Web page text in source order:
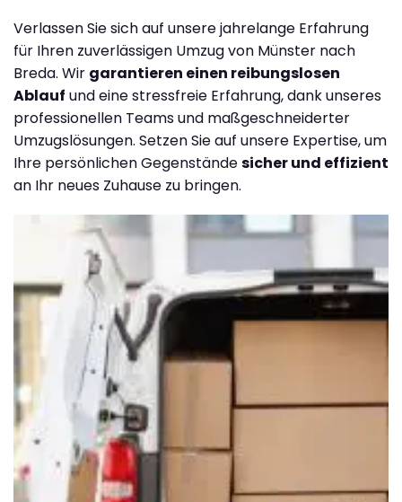
Verlassen Sie sich auf unsere jahrelange Erfahrung
für Ihren zuverlässigen Umzug von Münster nach
Breda. Wir garantieren einen reibungslosen
Ablauf und eine stressfreie Erfahrung, dank unseres
professionellen Teams und maßgeschneiderter
Umzugslösungen. Setzen Sie auf unsere Expertise, um
Ihre persönlichen Gegenständesicher und effizient
an Ihr neues Zuhause zu bringen.